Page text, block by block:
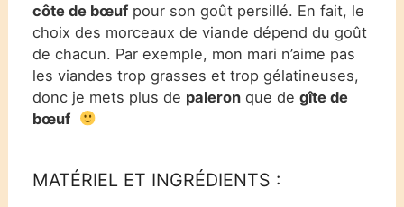
côte de bœuf pour son goût persillé. En fait, le
choix des morceaux de viande dépend du goût
de chacun. Par exemple, mon mari n’aime pas
les viandes trop grasses et trop gélatineuses,
donc je mets plus de paleron que degîte de
bœuf
MATÉRIEL ET INGRÉDIENTS :